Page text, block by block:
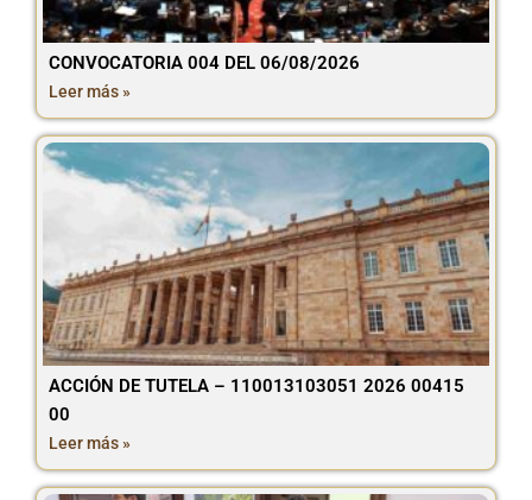
CONVOCATORIA 004 DEL 06/08/2026
Leer más »
ACCIÓN DE TUTELA – 110013103051 2026 00415
00
Leer más »